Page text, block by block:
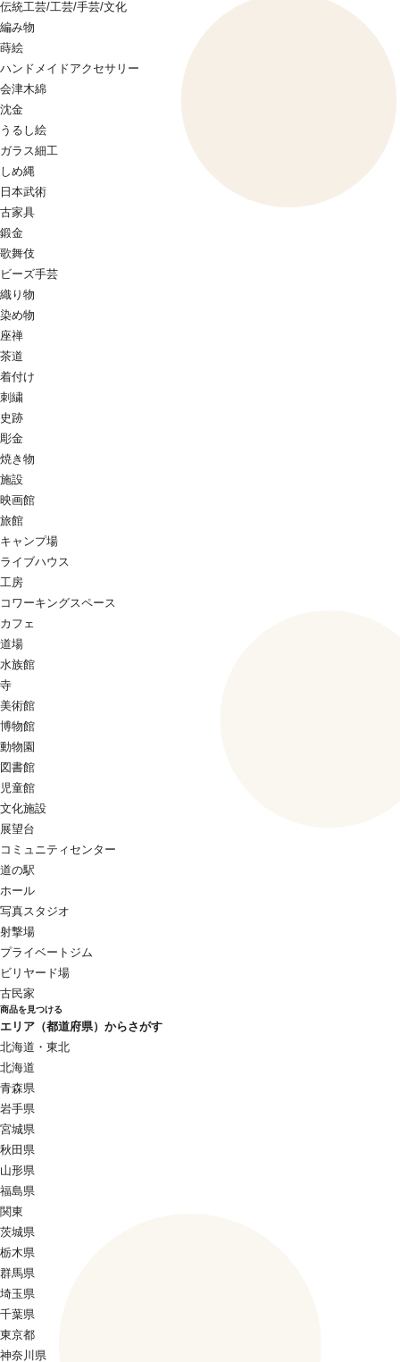
伝統工芸/工芸/手芸/文化
編み物
蒔絵
ハンドメイドアクセサリー
会津木綿
沈金
うるし絵
ガラス細工
しめ縄
日本武術
古家具
鍛金
歌舞伎
ビーズ手芸
織り物
染め物
座禅
茶道
着付け
刺繍
史跡
彫金
焼き物
施設
映画館
旅館
キャンプ場
ライブハウス
工房
コワーキングスペース
カフェ
道場
水族館
寺
美術館
博物館
動物園
図書館
児童館
文化施設
展望台
コミュニティセンター
道の駅
ホール
写真スタジオ
射撃場
プライベートジム
ビリヤード場
古民家
商品を見つける
エリア（都道府県）からさがす
北海道・東北
北海道
青森県
岩手県
宮城県
秋田県
山形県
福島県
関東
茨城県
栃木県
群馬県
埼玉県
千葉県
東京都
神奈川県